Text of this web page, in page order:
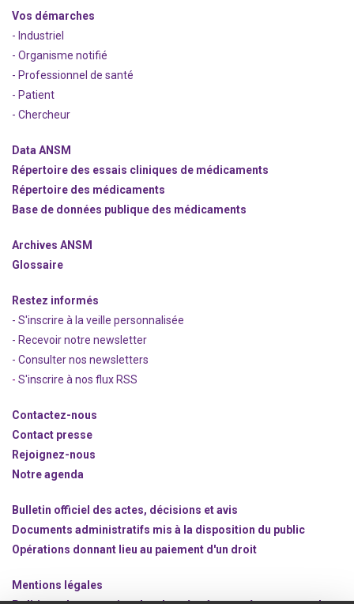
Vos démarches
- Industriel
- Organisme notifié
- Professionnel de santé
- Patient
- Chercheur
Data ANSM
Répertoire des essais cliniques de médicaments
Répertoire des médicaments
Base de données publique des médicaments
Archives ANSM
Glossaire
Restez informés
- S'inscrire à la veille personnalisée
- Recevoir notre newsletter
- Consulter nos newsletters
- S'inscrire à nos flux RSS
Contactez-nous
Contact presse
Rejoignez-nous
Notre agenda
Bulletin officiel des actes, décisions et avis
Documents administratifs mis à la disposition du public
Opérations donnant lieu au paiement d'un droit
Mentions légales